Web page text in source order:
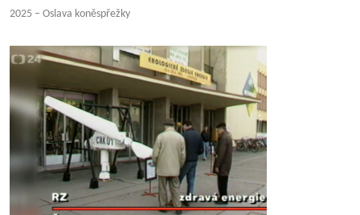
2025 – Oslava koněspřežky